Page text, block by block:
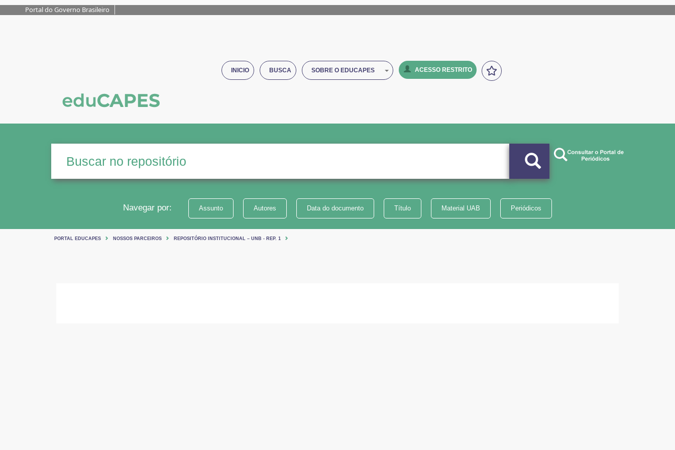
Portal do Governo Brasileiro
INICIO BUSCA SOBRE O EDUCAPES ACESSO RESTRITO
Navegar por: Assunto Autores Data do documento Título Material UAB Periódicos
PORTAL EDUCAPES NOSSOS PARCEIROS REPOSITÓRIO INSTITUCIONAL – UNB - REP. 1